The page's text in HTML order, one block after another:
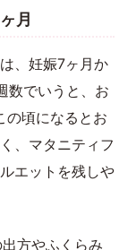
月
、妊娠7ヶ月か
数でいうと、お
の頃になるとお
、マタニティフ
エットを残しや
方やふくらみ